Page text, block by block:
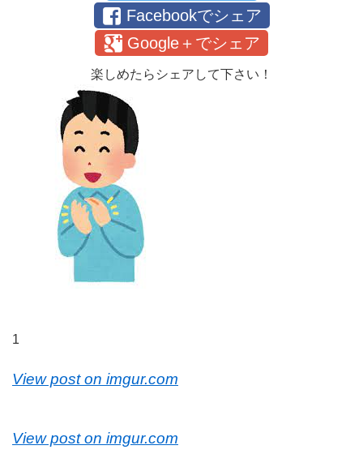
Facebookでシェア
Google＋でシェア
楽しめたらシェアして下さい！
1
View post on imgur.com
View post on imgur.com